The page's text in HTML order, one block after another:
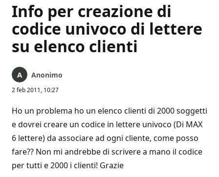
Info per creazione di
codice univoco di lettere
su elenco clienti
Anonimo
2 feb 2011, 10:27
Ho un problema ho un elenco clienti di 2000 soggetti
e dovrei creare un codice in lettere univoco (Di MAX
6 lettere) da associare ad ogni cliente, come posso
fare?? Non mi andrebbe di scrivere a mano il codice
per tutti e 2000 i clienti! Grazie